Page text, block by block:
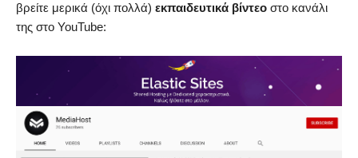
βρείτε μερικά (όχι πολλά) εκπαιδευτικά βίντεο στο κανάλι
της στο YouTube: